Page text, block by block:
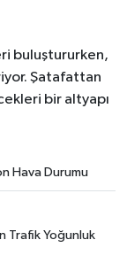
buluştururken,
Şatafattan
bir altyapı
Hava Durumu
Trafik Yoğunluk